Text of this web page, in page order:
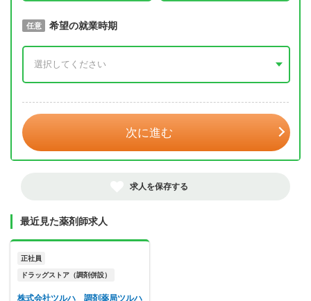
必須 取得予定年
任意 希望の就業時期
次に進む
求人を保存する
最近見た薬剤師求人
正社員
ドラッグストア（調剤併設）
株式会社ツルハ 調剤薬局ツルハ